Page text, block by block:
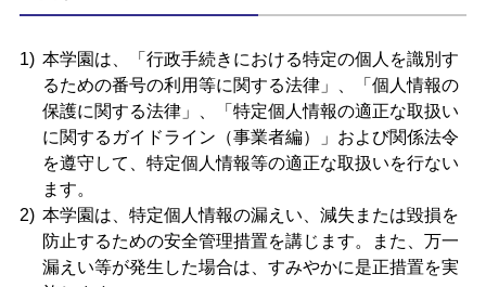
本学園は、「行政手続きにおける特定の個人を識別す
るための番号の利用等に関する法律」、「個人情報の
保護に関する法律」、「特定個人情報の適正な取扱い
に関するガイドライン（事業者編）」および関係法令
を遵守して、特定個人情報等の適正な取扱いを行ない
ます。
本学園は、特定個人情報の漏えい、減失または毀損を
防止するための安全管理措置を講じます。また、万一
漏えい等が発生した場合は、すみやかに是正措置を実